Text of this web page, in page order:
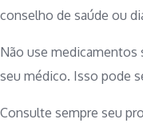
conselho de saúde ou
Não use
seu médico. Isso pode
Consulte sempre seu